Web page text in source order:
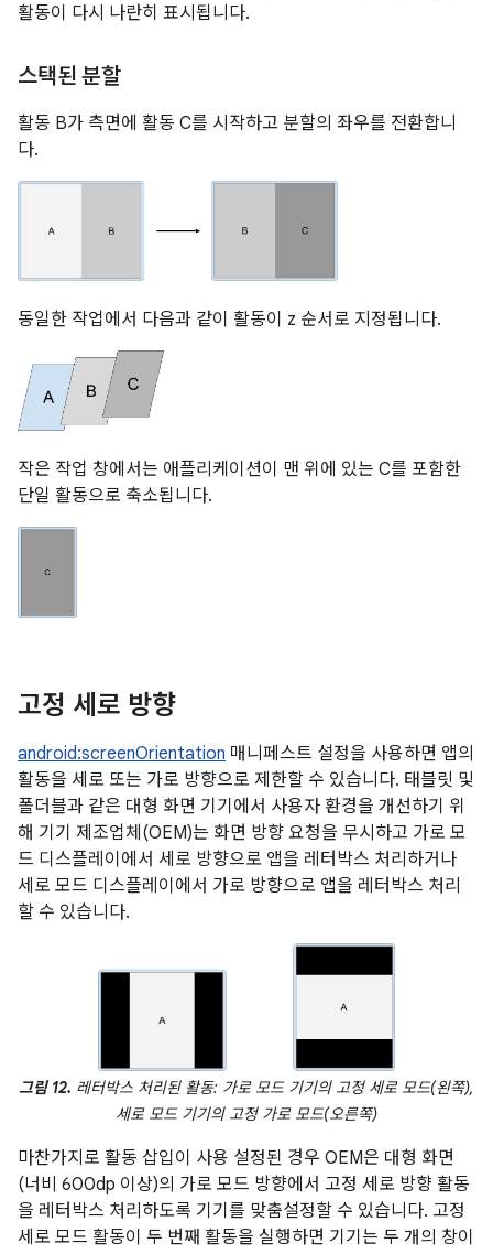
활동이 다시 나란히 표시됩니다.
스택된 분할
활동 B가 측면에 활동 C를 시작하고 분할의 좌우를 전환합니
다.
동일한 작업에서 다음과 같이 활동이 z 순서로 지정됩니다.
작은 작업 창에서는 애플리케이션이 맨 위에 있는 C를 포함한
단일 활동으로 축소됩니다.
고정 세로 방향
android:screenOrientation 매니페스트 설정을 사용하면 앱의
활동을 세로 또는 가로 방향으로 제한할 수 있습니다. 태블릿 및
폴더블과 같은 대형 화면 기기에서 사용자 환경을 개선하기 위
해 기기 제조업체(OEM)는 화면 방향 요청을 무시하고 가로 모
드 디스플레이에서 세로 방향으로 앱을 레터박스 처리하거나
세로 모드 디스플레이에서 가로 방향으로 앱을 레터박스 처리
할 수 있습니다.
그림 12. 레터박스 처리된 활동: 가로 모드 기기의 고정 세로 모드(왼쪽),
세로 모드 기기의 고정 가로 모드(오른쪽)
마찬가지로 활동 삽입이 사용 설정된 경우 OEM은 대형 화면
(너비 600dp 이상)의 가로 모드 방향에서 고정 세로 방향 활동
을 레터박스 처리하도록 기기를 맞춤설정할 수 있습니다. 고정
세로 모드 활동이 두 번째 활동을 실행하면 기기는 두 개의 창이